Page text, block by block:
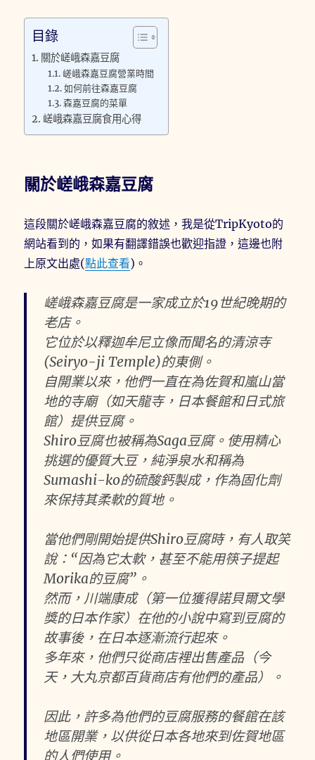
目錄
關於嵯峨森嘉豆腐
嵯峨森嘉豆腐營業時間
如何前往森嘉豆腐
森嘉豆腐的菜單
嵯峨森嘉豆腐食用心得
關於嵯峨森嘉豆腐
這段關於嵯峨森嘉豆腐的敘述，我是從TripKyoto的
網站看到的，如果有翻譯錯誤也歡迎指證，這邊也附
上原文出處(點此查看)。
嵯峨森嘉豆腐是一家成立於19世紀晚期的
老店。
它位於以釋迦牟尼立像而聞名的清涼寺
(Seiryo-ji Temple)的東側。
自開業以來，他們一直在為佐賀和嵐山當
地的寺廟（如天龍寺，日本餐館和日式旅
館）提供豆腐。
Shiro豆腐也被稱為Saga豆腐。使用精心
挑選的優質大豆，純淨泉水和稱為
Sumashi-ko的硫酸鈣製成，作為固化劑
來保持其柔軟的質地。
當他們剛開始提供Shiro豆腐時，有人取笑
說：“因為它太軟，甚至不能用筷子提起
Morika的豆腐”。
然而，川端康成（第一位獲得諾貝爾文學
獎的日本作家）在他的小說中寫到豆腐的
故事後，在日本逐漸流行起來。
多年來，他們只從商店裡出售產品（今
天，大丸京都百貨商店有他們的產品）。
因此，許多為他們的豆腐服務的餐館在該
地區開業，以供從日本各地來到佐賀地區
的人們使用。